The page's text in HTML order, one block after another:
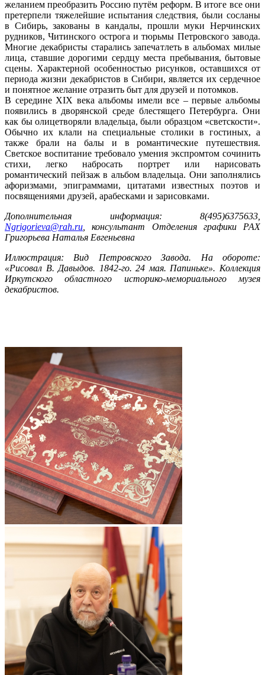
желанием преобразить Россию путём реформ. В итоге все они
претерпели тяжелейшие испытания следствия, были сосланы
в Сибирь, закованы в кандалы, прошли муки Нерчинских
рудников, Читинского острога и тюрьмы Петровского завода.
Многие декабристы старались запечатлеть в альбомах милые
лица, ставшие дорогими сердцу места пребывания, бытовые
сцены. Характерной особенностью рисунков, оставшихся от
периода жизни декабристов в Сибири, является их сердечное
и понятное желание отразить быт для друзей и потомков.
В середине XIX века альбомы имели все – первые альбомы
появились в дворянской среде блестящего Петербурга. Они
как бы олицетворяли владельца, были образцом «светскости».
Обычно их клали на специальные столики в гостиных, а
также брали на балы и в романтические путешествия.
Светское воспитание требовало умения экспромтом сочинить
стихи, легко набросать портрет или нарисовать
романтический пейзаж в альбом владельца. Они заполнялись
афоризмами, эпиграммами, цитатами известных поэтов и
посвящениями друзей, арабесками и зарисовками.
Дополнительная информация: 8(495)6375633,
Ngrigorieva@rah.ru , консультант Отделения графики РАХ
Григорьева Наталья Евгеньевна
Иллюстрация: Вид Петровского Завода. На обороте:
«Рисовал В. Давыдов. 1842-го. 24 мая. Папиньке». Коллекция
Иркутского областного историко-мемориального музея
декабристов.